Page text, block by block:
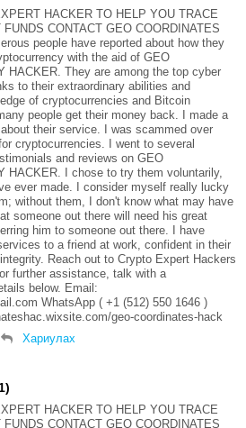
HACKER TO HELP YOU TRACE
CONTACT GEO COORDINATES
people have reported about how they
with the aid of GEO
HACKER. They are among the top cyber
to their extraordinary abilities and
of cryptocurrencies and Bitcoin
people get their money back. I made a
their service. I was scammed over
cryptocurrencies. I went to several
and reviews on GEO
HACKER. I chose to try them voluntarily,
ever made. I consider myself really lucky
without them, I don't know what may have
someone out there will need his great
him to someone out there. I have
to a friend at work, confident in their
Reach out to Crypto Expert Hackers
further assistance, talk with a
below. Email:
WhatsApp ( +1 (512) 550 1646 )
geo-coordinates-hack
Хариулах
HACKER TO HELP YOU TRACE
CONTACT GEO COORDINATES